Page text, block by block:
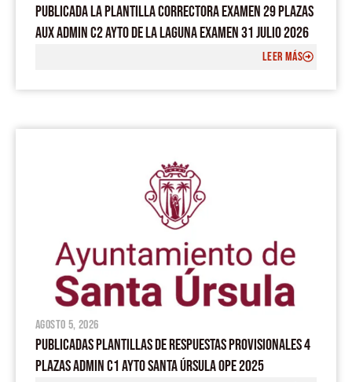
PUBLICADA LA PLANTILLA CORRECTORA EXAMEN 29 PLAZAS
AUX ADMIN C2 AYTO DE LA LAGUNA EXAMEN 31 JULIO 2026
LEER MÁS
agosto 5, 2026
PUBLICADAS PLANTILLAS DE RESPUESTAS PROVISIONALES 4
PLAZAS ADMIN C1 AYTO SANTA ÚRSULA OPE 2025